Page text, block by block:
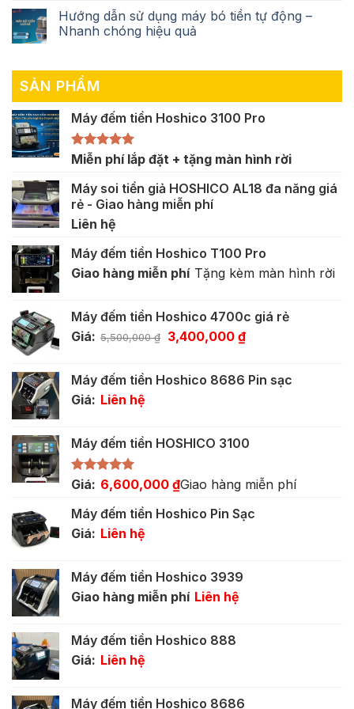
Hướng dẫn sử dụng máy bó tiền tự động –
Nhanh chóng hiệu quả
SẢN PHẨM
Máy đếm tiền Hoshico 3100 Pro
Được xếp
5.00
5 sao
Miễn phí lắp đặt + tặng màn hình rời
Máy soi tiền giả HOSHICO AL18 đa năng giá
rẻ - Giao hàng miễn phí
Liên hệ
Máy đếm tiền Hoshico T100 Pro
Giao hàng miễn phí Tặng kèm màn hình rời
Máy đếm tiền Hoshico 4700c giá rẻ
Giá: 5,500,000₫
Giá
5,500,000 ₫.
3,400,000 ₫Giá
là:
Máy đếm tiền Hoshico 8686 Pin sạc
Giá: Liên hệ
Máy đếm tiền HOSHICO 3100
Được xếp
5.00
5 sao
Giá: 6,600,000 ₫Giao hàng miễn phí
Máy đếm tiền Hoshico Pin Sạc
Giá: Liên hệ
Máy đếm tiền Hoshico 3939
Giao hàng miễn phí Liên hệ
Máy đếm tiền Hoshico 888
Giá: Liên hệ
Máy đếm tiền Hoshico 8686